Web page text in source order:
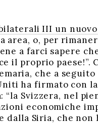
III un
area, o, per
a farci sapere
il proprio paese!”.
che a
ha firmato con
“la Svizzera, nel
economiche
Siria, che non